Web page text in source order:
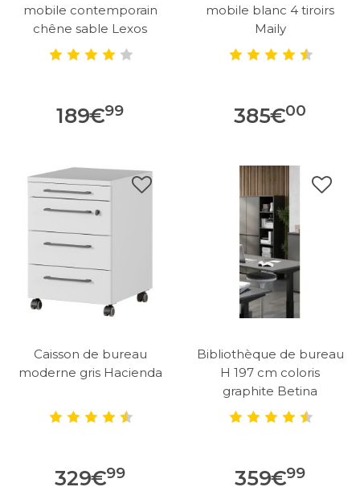
mobile contemporain
chêne sable Lexos
189€99
mobile blanc 4 tiroirs
Maily
385€00
Caisson de bureau
moderne gris Hacienda
329€99
Bibliothèque de bureau
H 197 cm coloris
graphite Betina
359€99